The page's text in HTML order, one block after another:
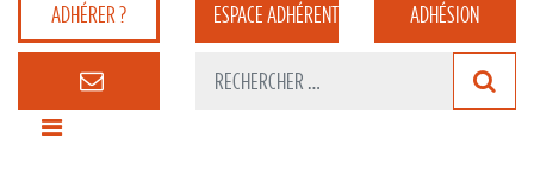
ADHÉRER ? ESPACEADHÉRENT ADHÉSION